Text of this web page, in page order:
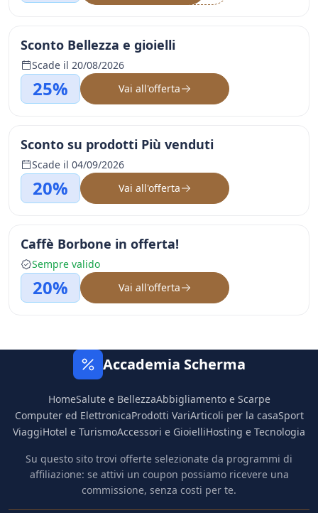
Sconto Bellezza e gioielli
Scade il 20/08/2026
25% Vai all'offerta
Sconto su prodotti Più venduti
Scade il 04/09/2026
20% Vai all'offerta
Caffè Borbone in offerta!
Sempre valido
20% Vai all'offerta
Accademia Scherma
HomeSalute e BellezzaAbbigliamento e Scarpe
Computer ed ElettronicaProdotti VariArticoli per la casaSport
ViaggiHotel e TurismoAccessori e GioielliHosting e Tecnologia
Su questo sito trovi offerte selezionate da programmi di
affiliazione: se attivi un coupon possiamo ricevere una
commissione, senza costi per te.